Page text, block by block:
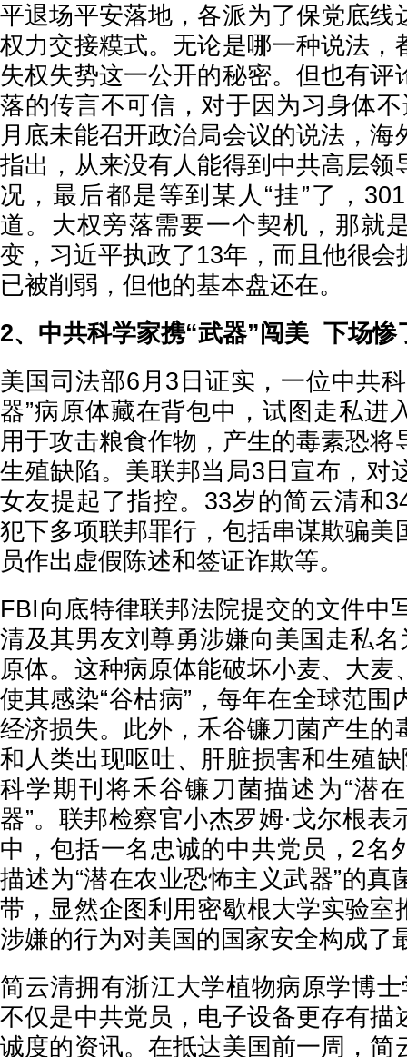
平退场平安落地，各派为了保党底线
权力交接糢式。无论是哪一种说法，
失权失势这一公开的秘密。但也有评
落的传言不可信，对于因为习身体
月底未能召开政治局会议的说法，海
指出，从来没有人能得到中共高层领
况，最后都是等到某人“挂”了，
道。大权旁落需要一个契机，那就
变，习近平执政了13年，而且他很会
已被削弱，但他的基本盘还在。
2、中共科学家携“武器”闯美 下场惨
美国司法部6月3日证实，一位中共
器”病原体藏在背包中，试图走私进
用于攻击粮食作物，产生的毒素恐将
生殖缺陷。美联邦当局3日宣布，对
女友提起了指控。33岁的简云清和
犯下多项联邦罪行，包括串谋欺骗美
员作出虚假陈述和签证诈欺等。
FBI向底特律联邦法院提交的文件中
清及其男友刘尊勇涉嫌向美国走私名
原体。这种病原体能破坏小麦、大麦
使其感染“谷枯病”，每年在全球范围
经济损失。此外，禾谷镰刀菌产生的
和人类出现呕吐、肝脏损害和生殖
科学期刊将禾谷镰刀菌描述为“潜
器”。联邦检察官小杰罗姆·戈尔根表
中，包括一名忠诚的中共党员，2名
描述为“潜在农业恐怖主义武器”的真
带，显然企图利用密歇根大学实验室
涉嫌的行为对美国的国家安全构成了
简云清拥有浙江大学植物病原学博
不仅是中共党员，电子设备更存有描
诚度的资讯。在抵达美国前一周，简